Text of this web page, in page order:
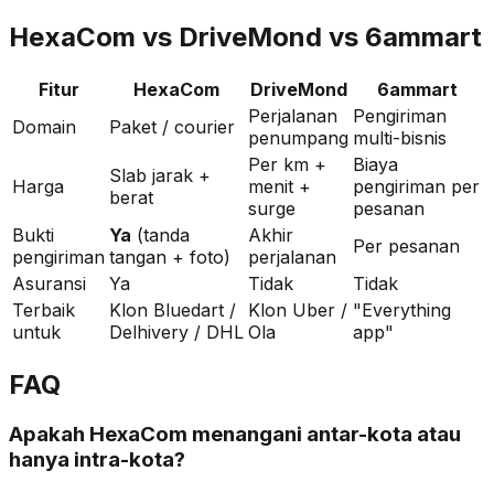
HexaCom vs DriveMond vs 6ammart
Fitur HexaCom DriveMond
6ammart
Domain
Paket / courier
Perjalanan
penumpang
Pengiriman
multi-bisnis
Harga
Slab jarak +
berat
Per km +
menit +
surge
Biaya
pengiriman per
pesanan
Bukti
pengiriman
Ya (tanda
tangan + foto)
Akhir
perjalanan
Per pesanan
Asuransi
Ya Tidak
Tidak
Terbaik
untuk
Klon Bluedart /
Delhivery / DHL
Klon Uber /
Ola
"Everything
app"
FAQ
Apakah HexaCom menangani antar-kota atau
hanya intra-kota?